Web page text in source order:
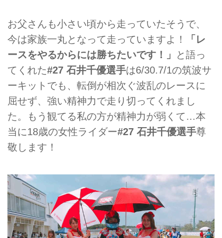
お父さんも小さい頃から走っていたそうで、
今は家族一丸となって走っていますよ！
「レ
ースをやるからには勝ちたいです！」
と語っ
てくれた#27 石井千優選手は6/30.7/1の筑波サ
ーキットでも、転倒が相次ぐ波乱のレースに
屈せず、強い精神力で走り切ってくれまし
た。もう観てる私の方が精神力が弱くて…本
当に18歳の女性ライダー#27 石井千優選手尊
敬します！